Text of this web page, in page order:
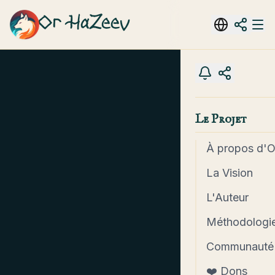
Or HaZeev
Le Projet
À propos
La Vision
L'Auteur
Communauté
❤️ Dons